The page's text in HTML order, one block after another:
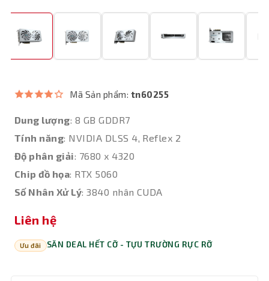
Mã Sản phẩm: tn60255
Dung lượng: 8 GB GDDR7
Tính năng: NVIDIA DLSS 4, Reflex 2
Độ phân giải: 7680 x 4320
Chip đồ họa: RTX 5060
Số Nhân Xử Lý: 3840 nhân CUDA
Liên hệ
Ưu đãi SĂN DEAL HẾT CỠ - TỰU TRƯỜNG RỰC RỠ